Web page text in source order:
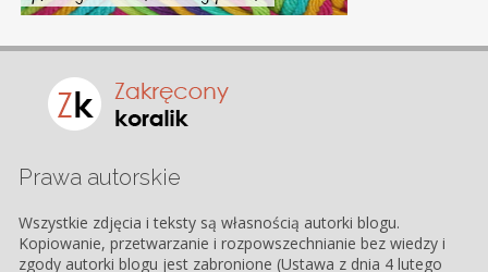
Prawa autorskie
Wszystkie zdjęcia i teksty są własnością autorki blogu.
Kopiowanie, przetwarzanie i rozpowszechnianie bez wiedzy i
zgody autorki blogu jest zabronione (Ustawa z dnia 4 lutego